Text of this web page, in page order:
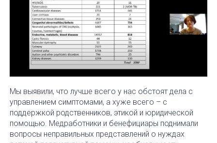
Мы выявили, что лучше всего у нас обстоят дела с
управлением симптомами, а хуже всего – с
поддержкой родственников, этикой и юридической
помощью. Медработники и бенефициары поднимали
вопросы неправильных представлений о нуждах